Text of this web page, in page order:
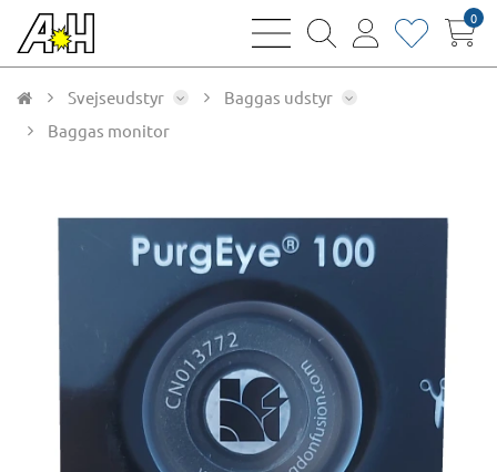
bars
magnifying
user
heart0
Svejseudstyr
Baggas udstyr
Baggas monitor